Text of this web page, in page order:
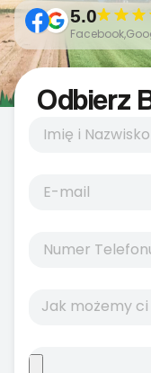
5.0
Odbierz